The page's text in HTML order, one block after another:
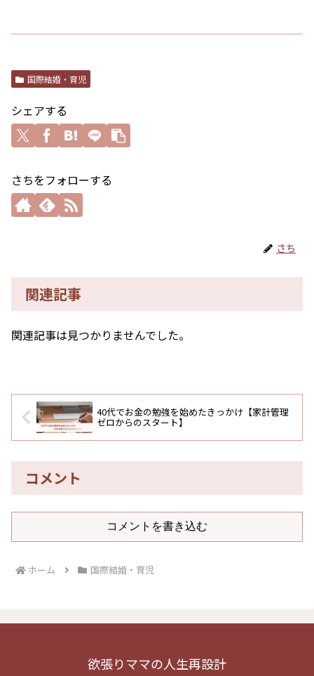
国際結婚・育児
シェアする
さちをフォローする
さち
関連記事
関連記事は見つかりませんでした。
40代でお金の勉強を始めたきっかけ【家計管理
ゼロからのスタート】
コメント
コメントを書き込む
ホーム 国際結婚・育児
欲張りママの人生再設計